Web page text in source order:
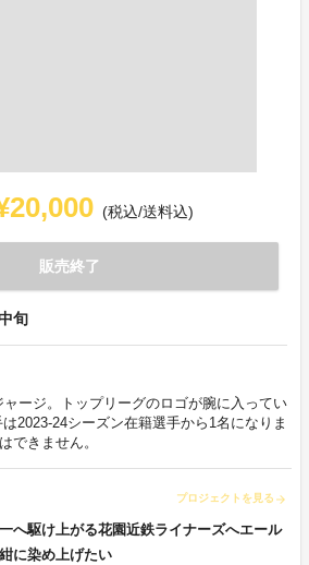
(税込/送料込)
販売終了
旬
ャージ。トップリーグのロゴが腕に入ってい
2023-24シーズン在籍選手から1名になりま
できません。
プロジェクトを見る arrow_forward
へ駆け上がる花園近鉄ライナーズへエール
に染め上げたい